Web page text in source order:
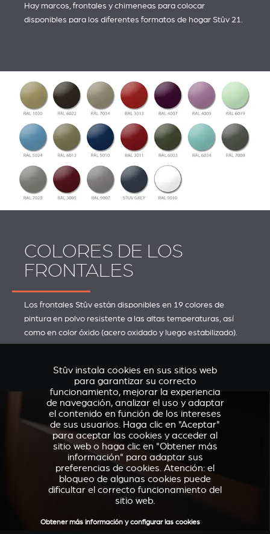
Hay marcos, frontales y chimeneas para colocar
disponibles para los diferentes formatos de hogar Stûv 21.
COLORES DE LOS
FRONTALES
Los frontales Stûv están disponibles en 19 colores de
pintura en polvo resistente a las altas temperaturas, así
como en color óxido (acero oxidado y luego estabilizado).
Stûv instala cookies en sus sitios web
para garantizar su correcto
funcionamiento, mejorar la experiencia
de navegación, analizar el uso y adaptar
el contenido en función de los intereses
de sus usuarios. Haga clic en "Aceptar"
para aceptar las cookies y acceder al
sitio web o haga clic en "Obtener más
información" para adaptar sus
preferencias de cookies. Atención: el
bloqueo de algunas cookies puede
dificultar el correcto funcionamiento del
sitio web.
Obtener más información y configurar las cookies